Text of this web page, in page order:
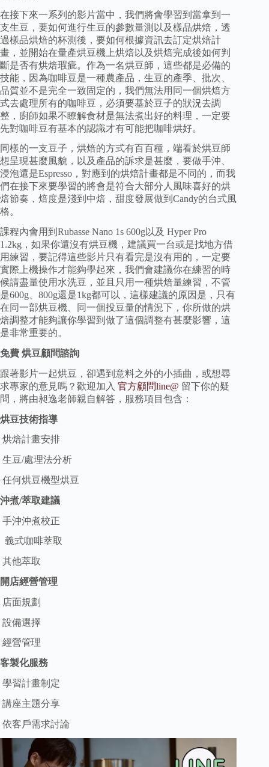
在接下來一系列的影片當中，我們將會學習到當拿到一
支生豆，要如何進行生豆的參數量測以及樣品烘焙，透
過樣品烘焙的杯測後，要如何根據資訊去訂定烘焙計
畫，並開始在量產烘豆機上烘焙以及烘焙完成後如何判
斷是否有烘焙瑕疵。作為一名烘豆師，這些都是必備的
技能，因為咖啡豆是一種農產品，生豆的產季、批次、
品質並不是完全一致固定的，我們無法用同一個烘焙方
式去處理所有的咖啡豆，必須要基於豆子的狀況去調
整，廚師如果不瞭解食材是無法煮出好的料理，一定要
先對咖啡豆有基本的認識才有可能把咖啡烘好。
同樣的一支豆子，烘焙的方式有百百種，端看於烘豆師
想呈現甚麼風貌，以及產品的訴求是甚麼，要做手沖、
浸泡還是Espresso，對應到的烘焙計畫都是不同的，而我
們在接下來要學習的將會是符合大部分人風味喜好的烘
焙節奏，焙度是淺到中焙，甜度發展做到Candy的台式風
格。
課程內會用到Rubasse Nano 1s 600g以及 Hyper Pro
1.2kg，如果你還沒有烘豆機，建議買一台或是找地方借
用練習，要記得這些影片只有看完是沒有用的，一定要
實際上機操作才能夠學起來，我們會建議你在練習的時
候請盡量使用水洗豆，並且只用一種烘焙量練習，不管
是600g、800g還是1kg都可以，這樣建議的原因是，只有
在同一部烘豆機、同一個投豆量的情況下，你所做的烘
焙調整才能夠讓你學習到做了這個調整有甚麼影響，這
是非常重要的。
免費 烘豆顧問諮詢
跟著影片一起烘豆，卻遇到意料之外的小插曲，或想尋
求專家的意見嗎？歡迎加入 官方顧問line@ 留下你的疑
問，將由昶逸老師親自解答，服務項目包含：
烘豆技術指導
烘焙計畫安排
生豆/處理法分析
任何烘豆機型烘豆
沖煮/萃取建議
手沖沖煮校正
義式咖啡萃取
其他萃取
開店經營管理
店面規劃
設備選擇
經營管理
客製化服務
學習計畫制定
講座主題分享
依客戶需求討論